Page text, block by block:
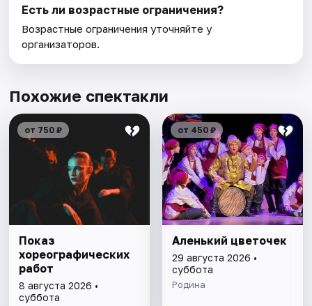
Есть ли возрастные ограничения?
Возрастные ограничения уточняйте у
организаторов.
Похожие спектакли
от 750 ₽
Показ
хореографических
работ
8 августа 2026 •
суббота
от 450 ₽
Аленький цветочек
29 августа 2026 •
суббота
Родина